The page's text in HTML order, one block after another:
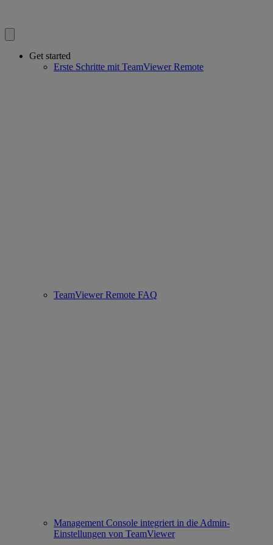
Get started
Erste Schritte mit TeamViewer Remote
TeamViewer Remote FAQ
Management Console integriert in die Admin-
Einstellungen von TeamViewer